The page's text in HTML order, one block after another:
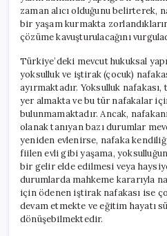
zaman alıcı olduğunu belirterek,
bir yaşam kurmakta
çözüme kavuşturulacağını
Türkiye’deki mevcut hukuksal
yoksulluk ve iştirak (çocuk)
ayırmaktadır. Yoksulluk
yer almakta ve bu tür nafakalar
bulunmamaktadır. Ancak,
olanak tanıyan bazı durumlar
yeniden evlenirse, nafaka
fiilen evli gibi yaşama,
bir gelir elde edilmesi veya
durumlarda mahkeme kararıyla
için ödenen iştirak nafakası ise
devam etmekte ve eğitim hayatı
dönüşebilmektedir.